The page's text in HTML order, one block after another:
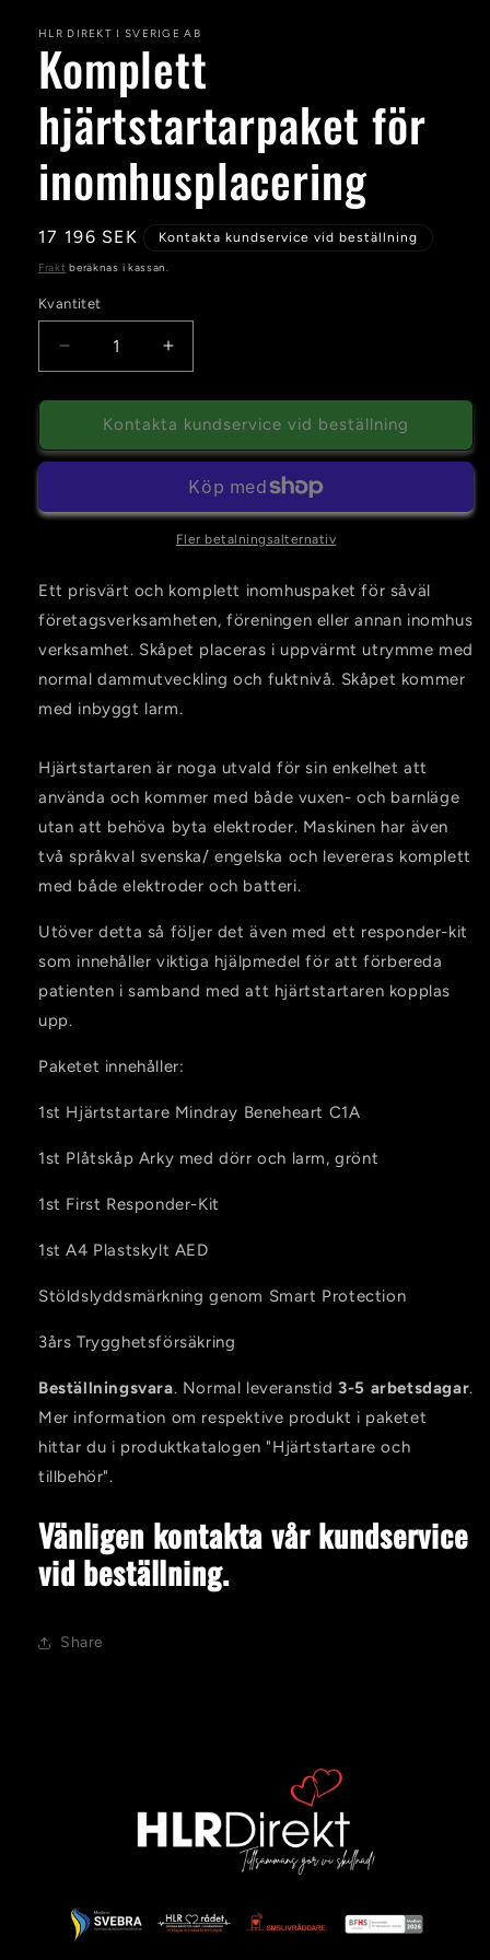
HLR DIREKT I SVERIGE AB
Komplett
hjärtstartarpaket för
inomhusplacering
Ordinarie
pris
17 196 SEK Kontakta kundservice vid beställning
Frakt beräknas i kassan.
Kvantitet
Kvantitet
Minska
kvantitet
för
Komplett
hjärtstartarpaket
inomhusplacering
Öka
kvantitet
för
Komplett
hjärtstartarpaket
inomhusplacering
Kontakta kundservice vid beställning
Fler betalningsalternativ
Ett prisvärt och komplett inomhuspaket för såväl
företagsverksamheten, föreningen eller annan inomhus
verksamhet. Skåpet placeras i uppvärmt utrymme med
normal dammutveckling och fuktnivå. Skåpet kommer
med inbyggt larm.
Hjärtstartaren är noga utvald för sin enkelhet att
använda och kommer med både vuxen- och barnläge
utan att behöva byta elektroder. Maskinen har även
två språkval svenska/ engelska och levereras komplett
med både elektroder och batteri.
Utöver detta så följer det även med ett responder-kit
som innehåller viktiga hjälpmedel för att förbereda
patienten i samband med att hjärtstartaren kopplas
upp.
Paketet innehåller:
1st Hjärtstartare Mindray Beneheart C1A
1st Plåtskåp Arky med dörr och larm, grönt
1st First Responder-Kit
1st A4 Plastskylt AED
Stöldslyddsmärkning genom Smart Protection
3års Trygghetsförsäkring
Beställningsvara. Normal leveranstid3-5 arbetsdagar.
Mer information om respektive produkt i paketet
hittar du i produktkatalogen "Hjärtstartare och
tillbehör".
Vänligen kontakta vår kundservice
vid beställning.
Share